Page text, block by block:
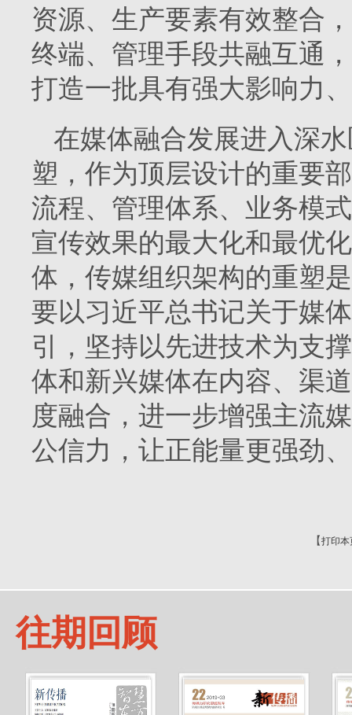
资源、生产要素有效整合
终端、管理手段共融互通
打造一批具有强大影响力
在媒体融合发展进入深
塑，作为顶层设计的重要
流程、管理体系、业务模
宣传效果的最大化和最优
体，传媒组织架构的重塑
要以习近平总书记关于媒
引，坚持以先进技术为支
体和新兴媒体在内容、渠
度融合，进一步增强主流
公信力，让正能量更强劲
【打印本
往期回顾